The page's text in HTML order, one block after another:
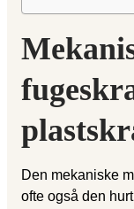
Den mekaniske
ofte også den